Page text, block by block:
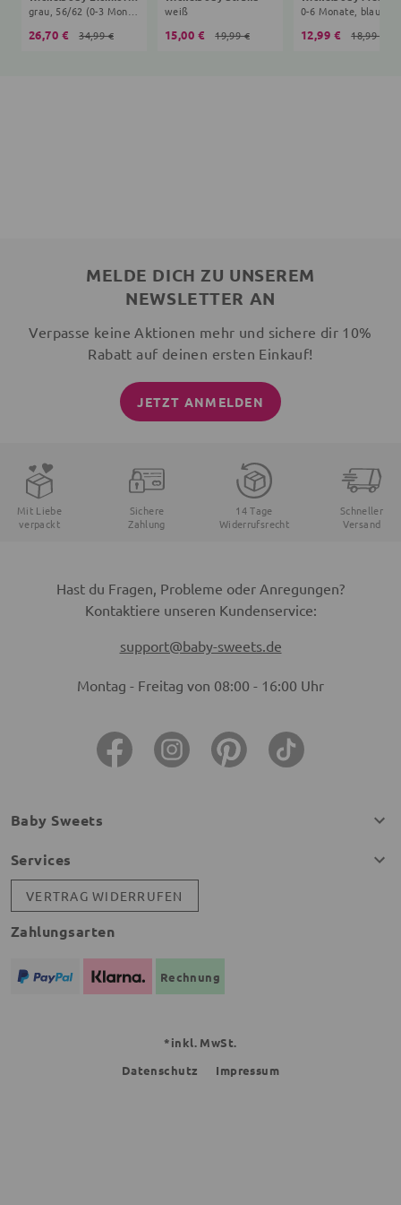
grau, 56/62 (0-3 Monate)
26,70 € 34,99 €
weiß
15,00 € 19,99 €
0-6 Monate, blau,
12,99 € 18,99 €
MELDE DICH ZU UNSEREM
NEWSLETTER AN
Verpasse keine Aktionen mehr und sichere dir 10%
Rabatt auf deinen ersten Einkauf!
JETZT ANMELDEN
Mit Liebe
verpackt
Sichere
Zahlung
14 Tage
Widerrufsrecht
Schneller
Versand
Hast du Fragen, Probleme oder Anregungen?
Kontaktiere unseren Kundenservice:
support@baby-sweets.de
Montag - Freitag von 08:00 - 16:00 Uhr
Baby Sweets
Services
VERTRAG WIDERRUFEN
Zahlungsarten
Rechnung
*inkl. MwSt.
Datenschutz
Impressum